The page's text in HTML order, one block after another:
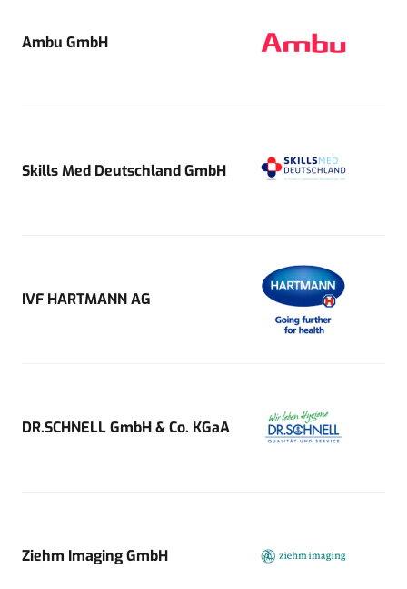
Ambu GmbH
Skills Med Deutschland GmbH
IVF HARTMANN AG
DR.SCHNELL GmbH & Co. KGaA
Ziehm Imaging GmbH